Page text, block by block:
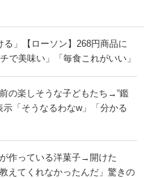
る」【ローソン】268円商品に
美味い」「毎食これがいい」
の楽しそうな子どもたち→“鑑
示「そうなるわなw」「分かる
作っている洋菓子→開けた
てくれなかったんだ」驚きの